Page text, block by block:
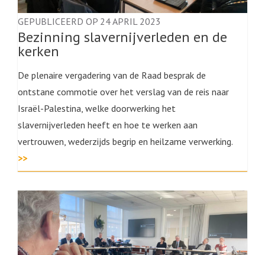
GEPUBLICEERD OP 24 APRIL 2023
Bezinning slavernijverleden en de
kerken
De plenaire vergadering van de Raad besprak de
ontstane commotie over het verslag van de reis naar
Israël-Palestina, welke doorwerking het
slavernijverleden heeft en hoe te werken aan
vertrouwen, wederzijds begrip en heilzame verwerking.
>>